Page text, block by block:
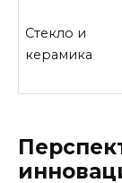
Стекло и
керамика